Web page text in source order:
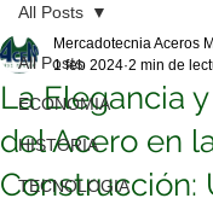
All Posts
ECONOMIA
HISTORIA
TECNOLOGIA
All Posts
La Elegancia
del Acero en
Construcción:
Mercadotecnia Aceros
1 feb 2024 2 min de